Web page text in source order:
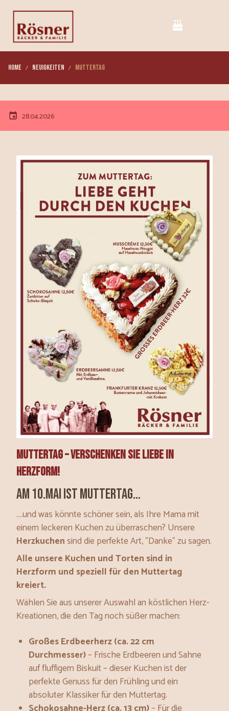
Home Neuigkeiten Muttertag
28.04.2026
Muttertag – Verschenken Sie Liebe in
Herzform!
Am 10.Mai ist Muttertag…
….und was könnte schöner sein, als Ihre Mama mit
einem leckeren Kuchen zu überraschen? Unsere
Herzkuchensind die perfekte Art, "Danke" zu sagen.
Alle unsere Kuchen und Torten sind in
Herzform und speziell für den Muttertag
kreiert.
Wählen Sie aus unserer Auswahl an köstlichen Herz-
Kreationen, die den Tag noch süßer machen:
Großes Erdbeerherz (ca. 22 cm
Durchmesser)– Frische Erdbeeren und Sahne
auf fluffigem Biskuit – dieser Kuchen ist der
perfekte Genuss für den Frühling und ein
absoluter Klassiker für den Muttertag.